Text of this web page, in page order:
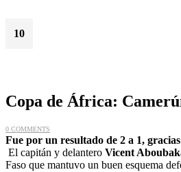
10
Copa de África:
0 COMMENTS
Fue por un resultado de 2 a 1,
El capitán y delantero Vicent
Faso que mantuvo un buen esquema